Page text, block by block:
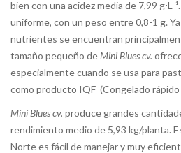
bien con una acidez media de 7,99
uniforme, con un peso entre 0,8-1 g.
nutrientes se encuentran
tamaño pequeño de Mini Blues cv.
especialmente cuando se usa para
como producto IQF (Congelado rápido
Mini Blues cv. produce grandes
rendimiento medio de 5,93 kg/planta.
Norte es fácil de manejar y muy